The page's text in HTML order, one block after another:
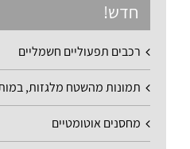
חדש!
רכבים תפעוליים חשמליים
תמונות מהשטח מלגזות,
מחסנים אוטומטיים